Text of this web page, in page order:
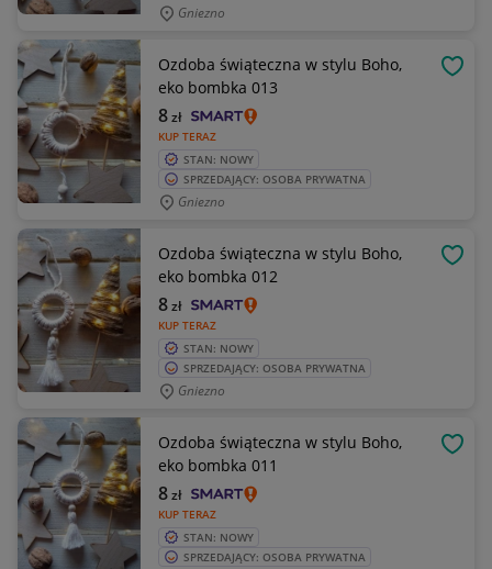
Gniezno
Ozdoba świąteczna w stylu Boho,
eko bombka 013
KUP TERAZ
8zł
STAN: NOWY
SPRZEDAJĄCY: OSOBA PRYWATNA
Gniezno
Ozdoba świąteczna w stylu Boho,
eko bombka 012
KUP TERAZ
8zł
STAN: NOWY
SPRZEDAJĄCY: OSOBA PRYWATNA
Gniezno
Ozdoba świąteczna w stylu Boho,
eko bombka 011
KUP TERAZ
8zł
STAN: NOWY
SPRZEDAJĄCY: OSOBA PRYWATNA